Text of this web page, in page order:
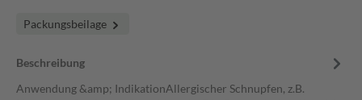
Packungsbeilage
Beschreibung
Anwendung &amp; IndikationAllergischer Schnupfen, z.B.